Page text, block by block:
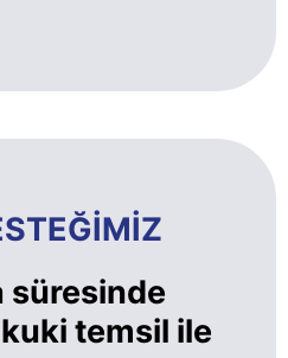
süresinde
temsil ile